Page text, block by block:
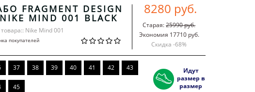
FRAGMENT DESIGN
MIND 001 BLACK
Nike Mind 001
покупателей
8280 руб.
Старая:25990 руб.
Экономия 17710 руб.
Скидка -68%
37 38 39 40 41 42 43
45
Идут
размер в
размер